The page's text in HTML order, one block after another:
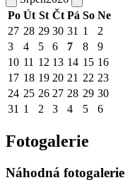
Po Út St Čt Pá So Ne
27 28 29 30 31 1
2
3
4 5 6 7 8
9
10 11 12 13 14 15 16
17 18 19 20 21 22 23
24 25 26 27 28 29 30
31 1 2 3 4 5 6
Fotogalerie
Náhodná fotogalerie